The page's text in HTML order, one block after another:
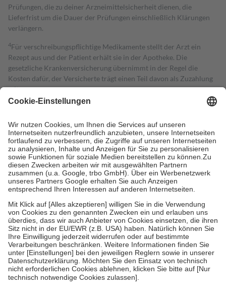
Prüfungen, die zu deiner Arzneimittelsicherheit dienen, die
Lieferfrist um die Dauer der Prüfungen einschließlich Klärungen
verlängern.
4Für verschreibungspflichtige Medikamente stellt der Arzt ein
Rezept aus und der Patient erhält sie in der Apotheke. Die
gesetzliche Krankenversicherung übernimmt in der Regel die
Kosten dafür, der Versicherte trägt einen Teil davon als Zuzahlung
mit.
Grundsätzlich leisten Mitglieder Zuzahlungen in Höhe von zehn
höchstens zehn Euro.
Es sind jedoch nie mehr als die tatsächlichen
Kosten der Leistung zu entrichten.
Diese Regeln gelten grundsätzlich auch für Online-Apotheken.
Bei Heilmitteln und häuslicher Krankenpflege beträgt die
Zuzahlung zehn Prozent der Kosten sowie zehn Euro je
Verordnung.
Um das Engagement der Versicherten für ihre eigene Gesundheit zu
stärken und die besondere Stellung der Familie zu unterstützen,
fallenkeine Zuzahlungenan bei:
• Kindern und Jugendlichen bis zum vollendeten 18. Lebensjahr
mit Ausnahme der Fahrkosten
• Untersuchungen zur Vorsorge und Früherkennung, die von der
GKV getragen werden
• empfohlenen Schutzimpfungen
• Harn- und Blutteststreifen